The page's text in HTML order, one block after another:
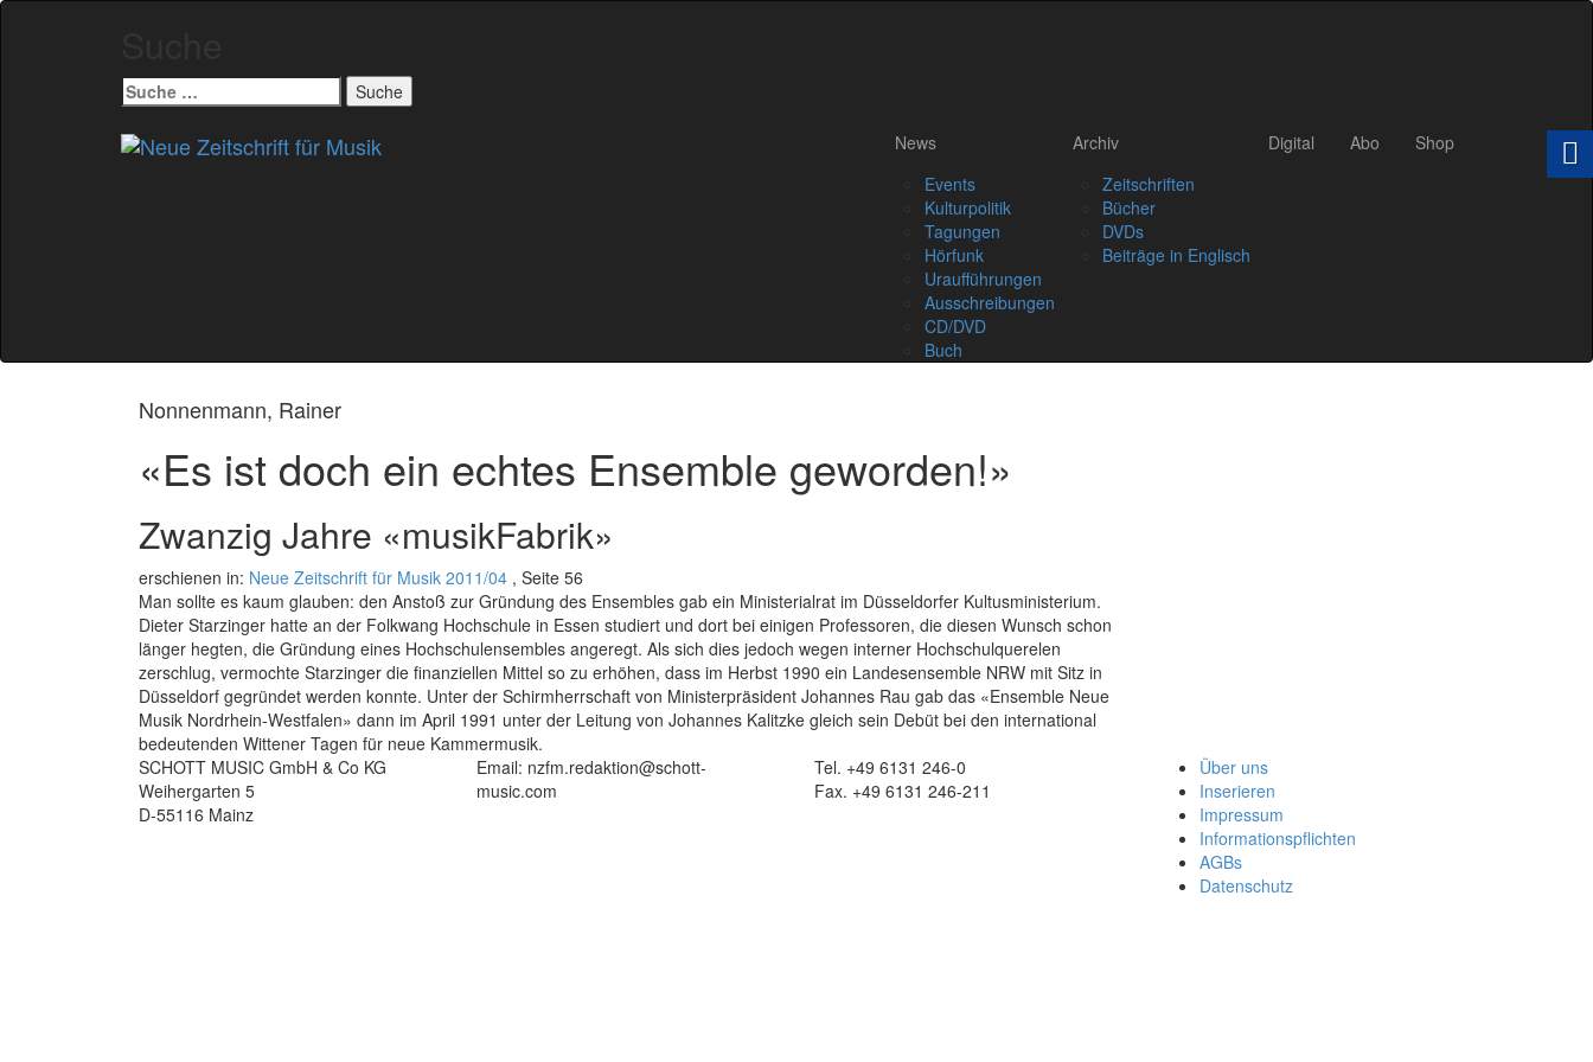
Suche
nach:
News
Events
Kulturpolitik
Tagungen
Hörfunk
Uraufführungen
Ausschreibungen
CD/DVD
Buch
Archiv
Zeitschriften
Bücher
DVDs
Beiträge in Englisch
Digital Abo Shop
Nonnenmann, Rainer
«Es ist doch ein echtes Ensemble geworden!»
Zwanzig Jahre «musikFabrik»
erschienen in: Neue Zeitschrift für Musik 2011/04 , Seite 56
Man sollte es kaum glauben: den An­­stoß zur Gründung des Ensembles gab ein Ministerialrat im Düsseldorfer Kultusministerium.
Dieter Starzinger hatte an der Folkwang Hochschule in Essen studiert und dort bei einigen Professoren, die diesen Wunsch schon
länger hegten, die Gründung eines Hochschulensembles angeregt. Als sich dies jedoch wegen interner Hochschulquerelen
zerschlug, vermochte Starzinger die finanziellen Mittel so zu erhöhen, dass im Herbst 1990 ein Landesensemble NRW mit Sitz in
Düsseldorf gegründet werden konnte. Unter der Schirmherrschaft von Ministerpräsident Johannes Rau gab das «Ensemble Neue
Musik Nordrhein-Westfalen» dann im April 1991 unter der Leitung von Johannes Kalitzke gleich sein Debüt bei den international
bedeutenden Wittener Tagen für neue Kammermusik.
SCHOTT MUSIC GmbH & Co KG
Weihergarten 5
D-55116 Mainz
Email: nzfm.redaktion@schott-
music.com
Tel. +49 6131 246-0
Fax. +49 6131 246-211
Über uns
Inserieren
Impressum
Informationspflichten
AGBs
Datenschutz